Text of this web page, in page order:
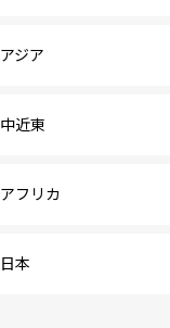
アジア
中近東
アフリカ
日本